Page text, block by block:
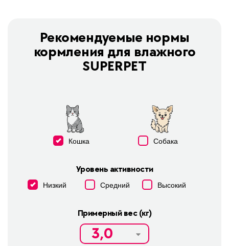
Рекомендуемые нормы
кормления для влажного
SUPERPET
Кошка Собака
Уровень активности
Низкий Средний Высокий
Примерный вес (кг)